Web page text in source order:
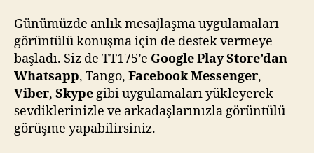
Günümüzde anlık mesajlaşma uygulamaları
görüntülü konuşma için de destek vermeye
başladı. Siz de TT175’e Google Play Store’dan
Whatsapp, Tango, Facebook Messenger,
Viber, Skypegibi uygulamaları yükleyerek
sevdiklerinizle ve arkadaşlarınızla görüntülü
görüşme yapabilirsiniz.